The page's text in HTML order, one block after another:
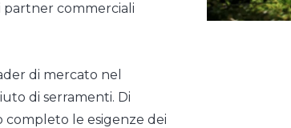
partner commerciali
di mercato nel
di serramenti. Di
completo le esigenze dei